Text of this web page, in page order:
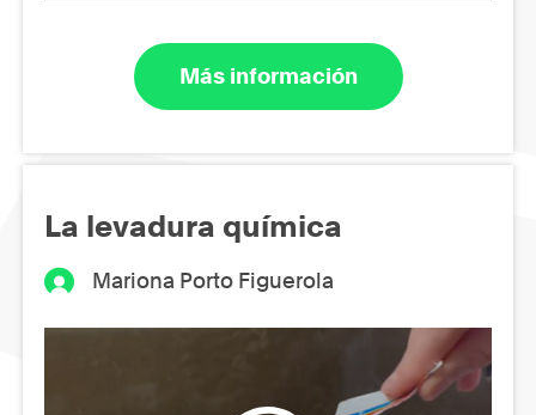
Más información
La levadura química
Mariona Porto Figuerola